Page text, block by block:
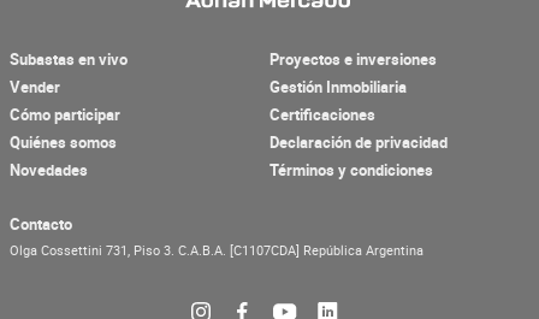
Subastas en vivo
Vender
Cómo participar
Quiénes somos
Novedades
Proyectos e inversiones
Gestión Inmobiliaria
Certificaciones
Declaración de privacidad
Términos y condiciones
Contacto
Olga Cossettini 731, Piso 3. C.A.B.A. [C1107CDA] República Argentina